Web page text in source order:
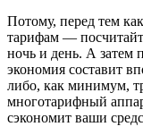
Потому, перед тем
тарифам —
ночь и день. А затем
экономия составит
либо, как минимум,
многотарифный
сэкономит ваши